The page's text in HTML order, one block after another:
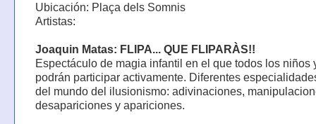
Ubicación: Plaça dels Somnis
Artistas:
Joaquin Matas: FLIPA... QUE FLIPARÀS!!
Espectáculo de magia infantil en el que todos los niños
podrán participar activamente. Diferentes
del mundo del ilusionismo: adivinaciones,
desapariciones y apariciones.